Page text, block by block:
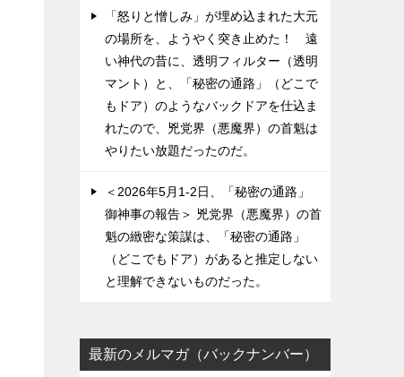
「怒りと憎しみ」が埋め込まれた大元
の場所を、ようやく突き止めた！ 遠
い神代の昔に、透明フィルター（透明
マント）と、「秘密の通路」（どこで
もドア）のようなバックドアを仕込ま
れたので、兇党界（悪魔界）の首魁は
やりたい放題だったのだ。
＜2026年5月1-2日、「秘密の通路」
御神事の報告＞ 兇党界（悪魔界）の首
魁の緻密な策謀は、「秘密の通路」
（どこでもドア）があると推定しない
と理解できないものだった。
最新のメルマガ（バックナンバー）